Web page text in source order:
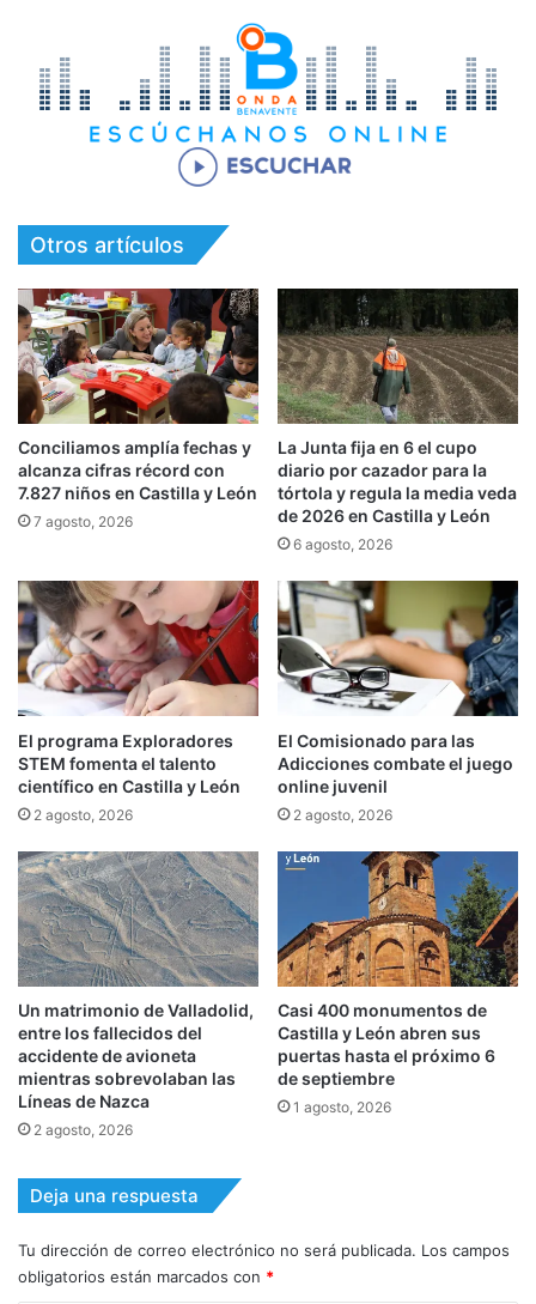
Otros artículos
Conciliamos amplía fechas y
alcanza cifras récord con
7.827 niños en Castilla y León
7 agosto, 2026
La Junta fija en 6 el cupo
diario por cazador para la
tórtola y regula la media veda
de 2026 en Castilla y León
6 agosto, 2026
El programa Exploradores
STEM fomenta el talento
científico en Castilla y León
2 agosto, 2026
El Comisionado para las
Adicciones combate el juego
online juvenil
2 agosto, 2026
Un matrimonio de Valladolid,
entre los fallecidos del
accidente de avioneta
mientras sobrevolaban las
Líneas de Nazca
2 agosto, 2026
Casi 400 monumentos de
Castilla y León abren sus
puertas hasta el próximo 6
de septiembre
1 agosto, 2026
Deja una respuesta
Tu dirección de correo electrónico no será publicada. Los campos
obligatorios están marcados con *